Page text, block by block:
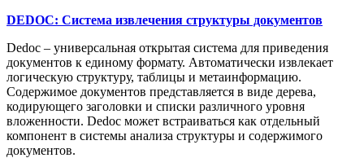
DEDOC: Система извлечения структуры документов
Dedoc – универсальная открытая система для приведения
документов к единому формату. Автоматически извлекает
логическую структуру, таблицы и метаинформацию.
Содержимое документов представляется в виде дерева,
кодирующего заголовки и списки различного уровня
вложенности. Dedoc может встраиваться как отдельный
компонент в системы анализа структуры и содержимого
документов.